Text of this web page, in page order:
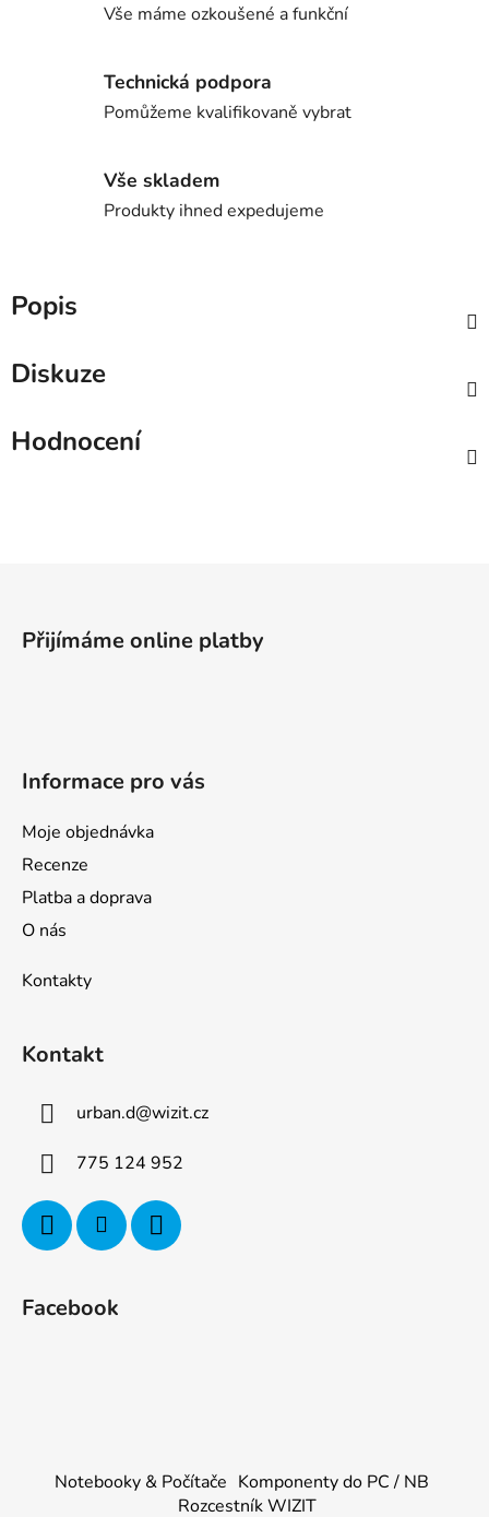
Vše máme ozkoušené a funkční
Technická podpora
Pomůžeme kvalifikovaně vybrat
Vše skladem
Produkty ihned expedujeme
Popis
Diskuze
Hodnocení
Přijímáme online platby
Informace pro vás
Moje objednávka
Recenze
Platba a doprava
O nás
Kontakty
Kontakt
urban.d@wizit.cz
775 124 952
Facebook
Notebooky & Počítače Komponenty do PC / NB
Rozcestník WIZIT